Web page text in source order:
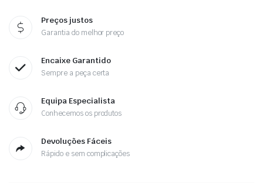
Preços justos
Garantia do melhor preço
Encaixe Garantido
Sempre a peça certa
Equipa Especialista
Conhecemos os produtos
Devoluções Fáceis
Rápido e sem complicações